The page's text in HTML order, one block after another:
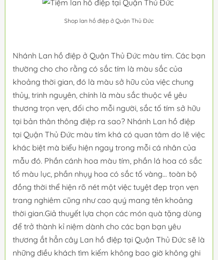
Shop lan hồ điệp ở Quận Thủ Đức
Nhánh Lan hồ điệp ở Quận Thủ Đức màu tím. Các bạn
thường cho cho rằng có sắc tím là màu sắc của
khoảng thời gian, đó là màu sở hữu của việc chung
thủy, trinh nguyên, chính là màu sắc thuộc về yêu
thương trọn vẹn, đối cho mỗi người, sắc tố tím sở hữu
tại bản thân thông điệp ra sao? Nhánh Lan hồ điệp
tại Quận Thủ Đức màu tím khá có quan tâm do lẽ việc
khác biệt mà biểu hiện ngay trong mỗi cá nhân của
mẫu đó. Phần cánh hoa màu tím, phần lá hoa có sắc
tố màu lục, phần nhụy hoa có sắc tố vàng... toàn bộ
đồng thời thể hiện rõ nét một việc tuyệt đẹp trọn vẹn
trang nghiêm cũng như cao quý mang tên khoảng
thời gian.Giả thuyết lựa chọn các món quà tặng dùng
để trở thành kỉ niệm dành cho các bạn bạn yêu
thương ắt hẳn cây Lan hồ điệp tại Quận Thủ Đức sẽ là
những điều khách tìm kiếm không bao giờ không ghi